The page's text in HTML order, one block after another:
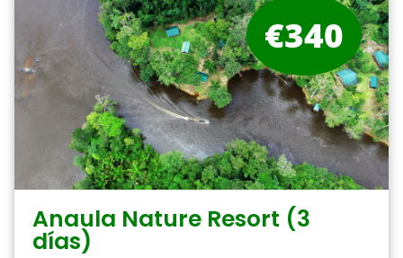
Anaula Nature Resort (3
días)
€340